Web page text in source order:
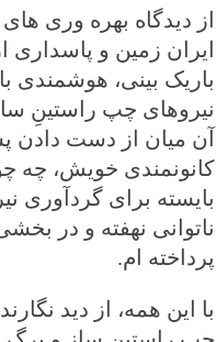
از دیدگاه بهره وری
ایران زمین و پاسداری
باریک بینی، هوشمندی
نیروهای چپ راستینِ
آن میان از دست دادن
کانونمندی خویش، چه
بایسته برای گردآوری
ناتوانی نهفته و در
پرداخته ام.
با این همه، از دید